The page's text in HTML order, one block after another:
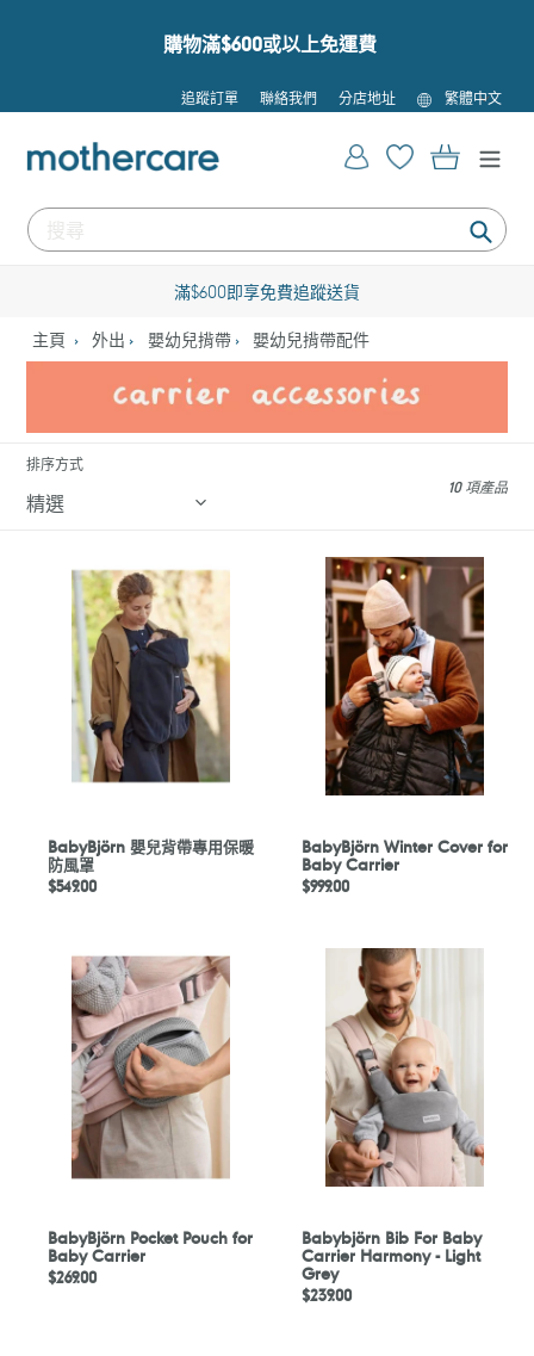
購物滿$600或以上免運費
追蹤訂單 聯絡我們 分店地址
語
言
繁體中文
提
登入 購物車
滿$600即享免費追蹤送貨
主頁 外出 嬰幼兒揹帶 嬰幼兒揹帶配件
排序方式
10 項產品
BabyBjörn
罩
BabyBjörn 嬰兒背帶專用保暖
防風罩
定
$549.00
BabyBjörn
Winter
Cover
Baby
Carrier
BabyBjörn Winter Cover for
Baby Carrier
定
$999.00
BabyBjörn
Pocket
Pouch
Baby
Carrier
BabyBjörn Pocket Pouch for
Baby Carrier
定
$269.00
Babybjörn
Baby
Carrier
Harmony
Light
Grey
Babybjörn Bib For Baby
Carrier Harmony - Light
Grey
定
$239.00